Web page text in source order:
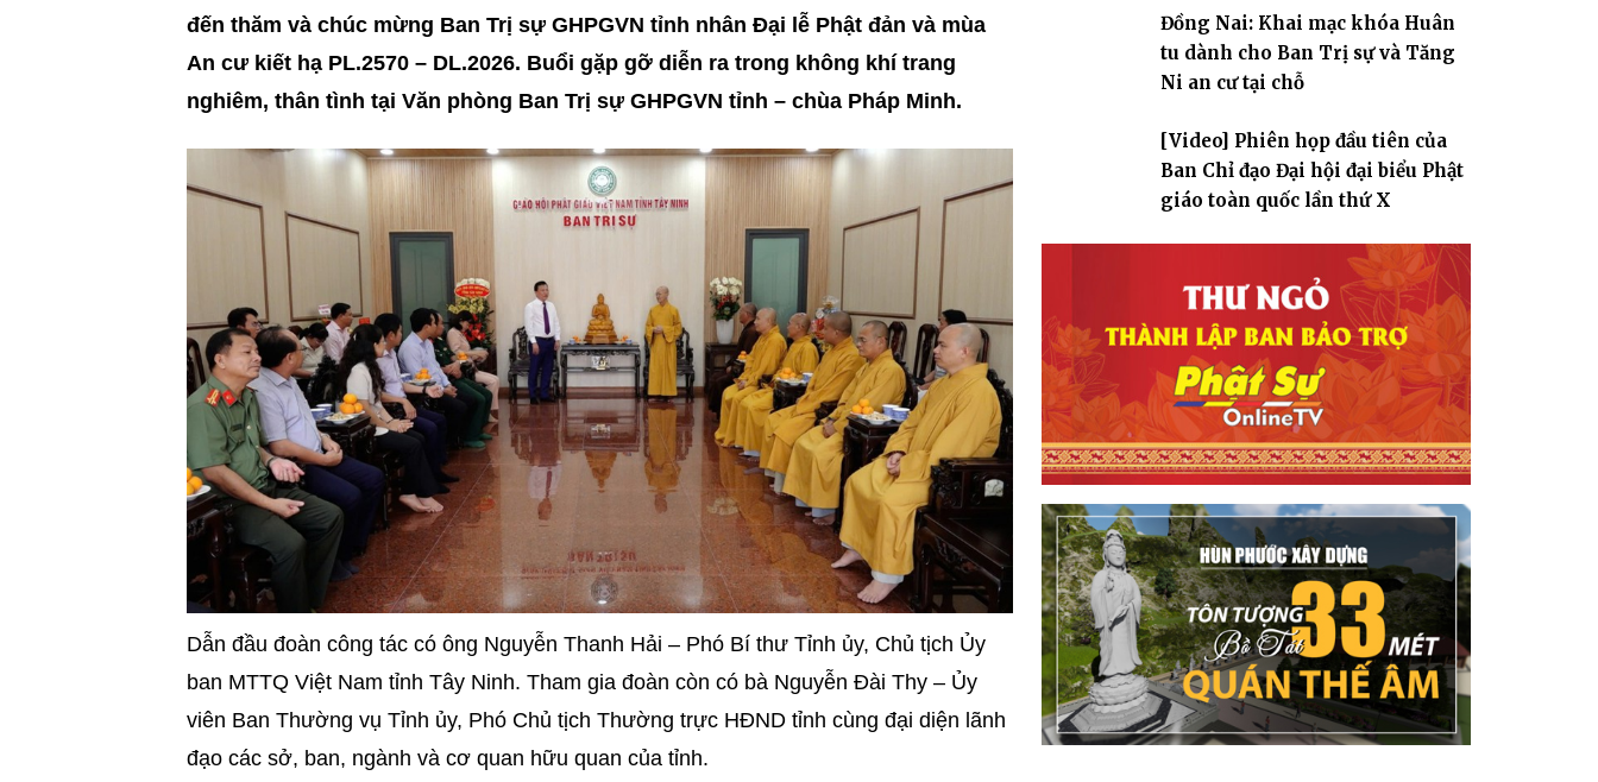
đến thăm và chúc mừng Ban Trị sự GHPGVN tỉnh nhân Đại lễ Phật đản và mùa
An cư kiết hạ PL.2570 – DL.2026. Buổi gặp gỡ diễn ra trong không khí trang
nghiêm, thân tình tại Văn phòng Ban Trị sự GHPGVN tỉnh – chùa Pháp Minh.
Dẫn đầu đoàn công tác có ông Nguyễn Thanh Hải – Phó Bí thư Tỉnh ủy, Chủ tịch Ủy
ban MTTQ Việt Nam tỉnh Tây Ninh. Tham gia đoàn còn có bà Nguyễn Đài Thy – Ủy
viên Ban Thường vụ Tỉnh ủy, Phó Chủ tịch Thường trực HĐND tỉnh cùng đại diện lãnh
đạo các sở, ban, ngành và cơ quan hữu quan của tỉnh.
Đồng Nai: Khai mạc khóa Huân
tu dành cho Ban Trị sự và Tăng
Ni an cư tại chỗ
[Video] Phiên họp đầu tiên của
Ban Chỉ đạo Đại hội đại biểu Phật
giáo toàn quốc lần thứ X